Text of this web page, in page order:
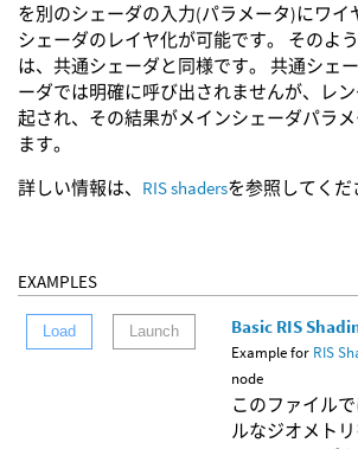
を別のシェーダの入力(パラメータ)にワイ
シェーダのレイヤ化が可能です。 そのよ
は、共通シェーダと同様です。 共通シェ
ーダでは明確に呼び出されませんが、レ
起され、その結果がメインシェーダパラ
ます。
詳しい情報は、 RIS shadersを参照してくだ
EXAMPLES
Load Launch Basic RIS
Example for RIS
node
このファイル
ルなジオメト